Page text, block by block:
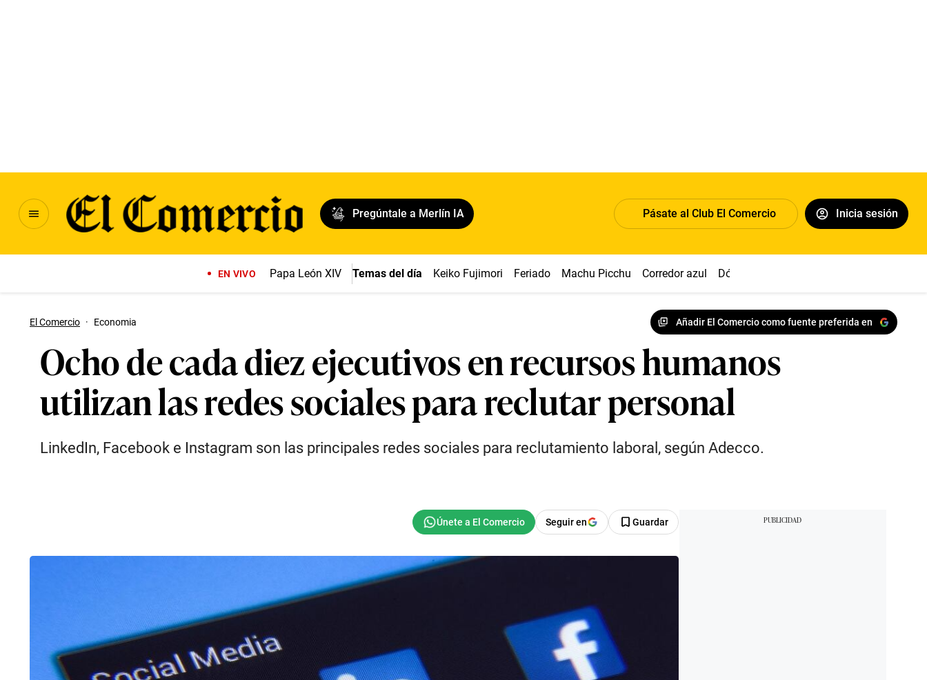
Pregúntale a Merlín IA Pásate al Club El Comercio Inicia sesión
EN VIVO Papa León XIV Temas del día Keiko Fujimori Feriado Machu Picchu Corredor azul Dólar
El Comercio · Economia Añadir El Comercio como fuente preferida en
Ocho de cada diez ejecutivos en recursos humanos
utilizan las redes sociales para reclutar personal
LinkedIn, Facebook e Instagram son las principales redes sociales para reclutamiento laboral, según Adecco.
Seguir en Guardar